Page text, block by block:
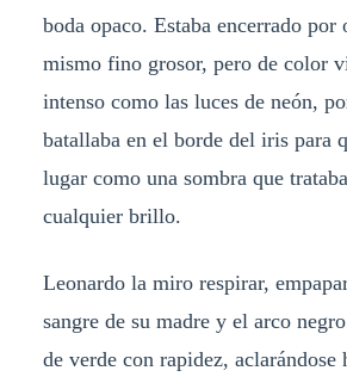
boda opaco. Estaba encerrado por
mismo fino grosor, pero de color
intenso como las luces de neón,
batallaba en el borde del iris para
lugar como una sombra que
cualquier brillo.
Leonardo la miro respirar,
sangre de su madre y el arco
de verde con rapidez, aclarándose